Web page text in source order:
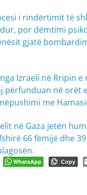
i rindërtimit të
por dëmtimi
gjatë
Izraeli në Rripin
përfunduan në orët
me
në Gaza jetën
66 fëmijë dhe
WhatsApp Copy